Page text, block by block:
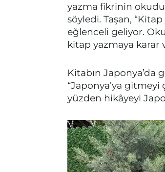
yazma fikrinin
söyledi. Taşan,
eğlenceli geliyor.
kitap yazmaya karar
Kitabın
“Japonya’ya gitmeyi
yüzden hikâyeyi